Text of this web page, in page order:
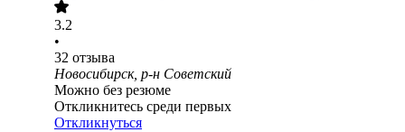
3.2
•
32 отзыва
Новосибирск, р-н Советский
Можно без резюме
Откликнитесь среди первых
Откликнуться